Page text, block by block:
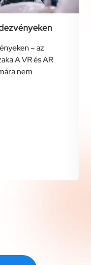
– az
A VR és AR
nem